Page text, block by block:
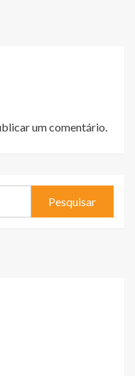
um comentário.